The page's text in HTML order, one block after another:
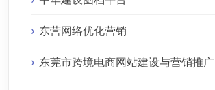
东营网络优化营销
东莞市跨境电商网站建设与营销推广